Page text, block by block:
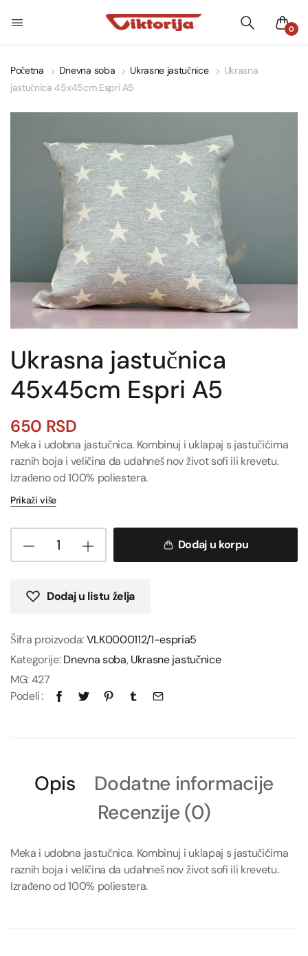
0
Početna Dnevna soba Ukrasne jastučnice
Ukrasna
jastučnica 45x45cm Espri A5
Ukrasna jastučnica
45x45cm Espri A5
650 RSD
Meka i udobna jastučnica. Kombinuj i uklapaj s jastučićima
raznih boja i veličina da udahneš nov život sofi ili krevetu.
Izrađeno od 100% poliestera.
Prikaži više
Dodaj u korpu
Dodaj u listu želja
Šifra proizvoda:VLK0000112/1-espria5
Kategorije:Dnevna soba,Ukrasne jastučnice
MG:427
Podeli
Opis
Dodatne informacije
Recenzije (0)
Meka i udobna jastučnica. Kombinuj i uklapaj s jastučićima
raznih boja i veličina da udahneš nov život sofi ili krevetu.
Izrađeno od 100% poliestera.